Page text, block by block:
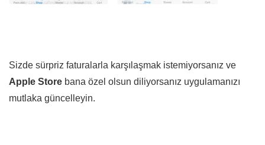
Sizde sürpriz faturalarla karşılaşmak istemiyorsanız ve
Apple Store bana özel olsun diliyorsanız uygulamanızı
mutlaka güncelleyin.